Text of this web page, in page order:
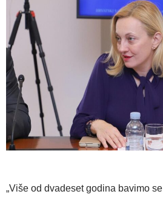
„Više od dvadeset godina bavimo